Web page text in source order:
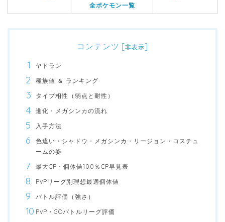
全ポケモン一覧
コンテンツ [非表示]
ヤドラン
種族値 ＆ ランキング
タイプ相性（弱点と耐性）
進化・メガシンカの流れ
入手方法
色違い・シャドウ・メガシンカ・リージョン・コスチュ
ームの姿
最大CP・個体値100％CP早見表
PvPリーグ別理想最適個体値
バトル評価（強さ）
PvP・GOバトルリーグ評価